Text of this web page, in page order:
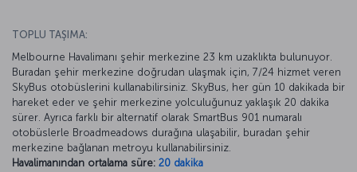
TOPLU TAŞIMA:
Melbourne Havalimanı şehir merkezine 23 km uzaklıkta bulunuyor.
Buradan şehir merkezine doğrudan ulaşmak için, 7/24 hizmet veren
SkyBus otobüslerini kullanabilirsiniz. SkyBus, her gün 10 dakikada bir
hareket eder ve şehir merkezine yolculuğunuz yaklaşık 20 dakika
sürer. Ayrıca farklı bir alternatif olarak SmartBus 901 numaralı
otobüslerle Broadmeadows durağına ulaşabilir, buradan şehir
merkezine bağlanan metroyu kullanabilirsiniz.
Havalimanından ortalama süre: 20 dakika